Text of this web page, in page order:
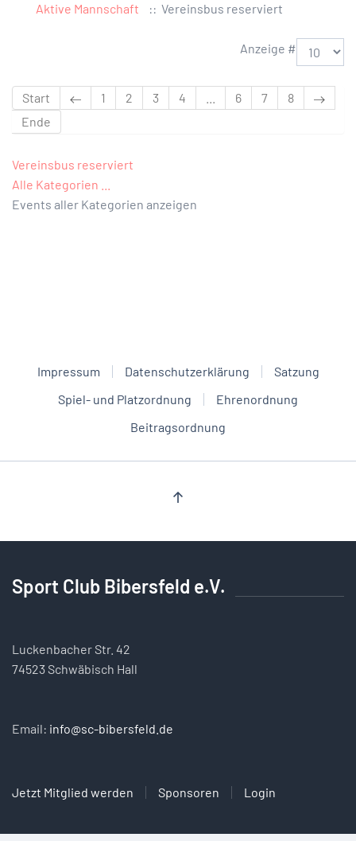
Aktive Mannschaft
:: Vereinsbus reserviert
Anzeige #
Start 1 2 3 4 6 7
8
Ende
Vereinsbus reserviert
Alle Kategorien ...
Events aller Kategorien anzeigen
Impressum Datenschutzerklärung
Satzung
Spiel- und Platzordnung
Ehrenordnung
Beitragsordnung
Sport Club Bibersfeld e.V.
Luckenbacher Str. 42
74523 Schwäbisch Hall
Email: info@sc-bibersfeld.de
Jetzt Mitglied werden Sponsoren Login